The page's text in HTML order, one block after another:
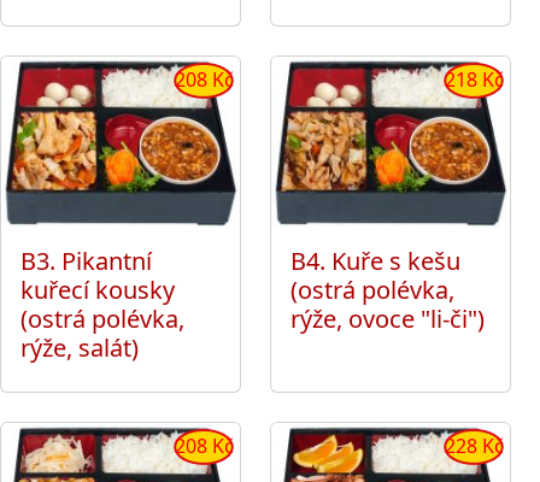
208 Kč
B3. Pikantní
kuřecí kousky
(ostrá polévka,
rýže, salát)
218 Kč
B4. Kuře s kešu
(ostrá polévka,
rýže, ovoce "li-či")
208 Kč 228 Kč